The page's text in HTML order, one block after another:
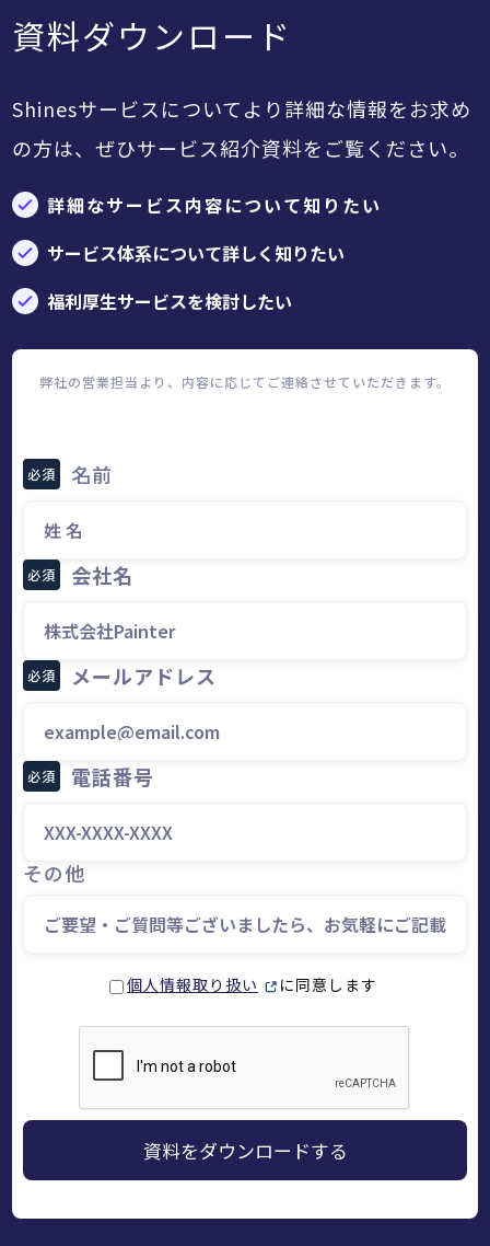
資料ダウンロード
Shinesサービスについてより詳細な情報をお求め
の方は、ぜひサービス紹介資料をご覧ください。
詳細なサービス内容について知りたい
サービス体系について詳しく知りたい
福利厚生サービスを検討したい
弊社の営業担当より、内容に応じてご連絡させていただきます。
必須 名前
必須 会社名
必須 メールアドレス
必須 電話番号
その他
個人情報取り扱い に同意します